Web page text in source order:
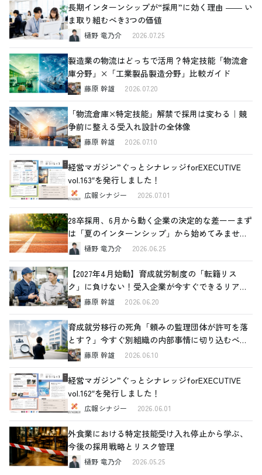
長期インターンシップが“採用”に効く理由 ―― い
ま取り組むべき3つの価値
樋野 竜乃介 2026.07.25
製造業の物流はどっちで活用？特定技能「物流倉
庫分野」×「工業製品製造分野」比較ガイド
藤原 幹雄 2026.07.20
「物流倉庫×特定技能」解禁で採用は変わる｜競
争前に整える受入れ設計の全体像
藤原 幹雄 2026.07.10
経営マガジン”ぐっとシナレッジforEXECUTIVE
vol.163″を発行しました！
広報シナジー 2026.07.01
28卒採用、6月から動く企業の決定的な差ーーまず
は「夏のインターンシップ」から始めてみません
か
樋野 竜乃介 2026.06.25
【2027年4月始動】育成就労制度の「転籍リス
ク」に負けない！受入企業が今すぐできるリアル
な対策藤原 幹雄 2026.06.20
育成就労移行の死角「頼みの監理団体が許可を落
とす？」今すぐ別組織の内部事情に切り込むべき
理由と、確認すべき4つの重要ポイント
藤原 幹雄 2026.06.10
経営マガジン”ぐっとシナレッジforEXECUTIVE
vol.162″を発行しました！
広報シナジー 2026.06.01
外食業における特定技能受け入れ停止から学ぶ、
今後の採用戦略とリスク管理
樋野 竜乃介 2026.05.25